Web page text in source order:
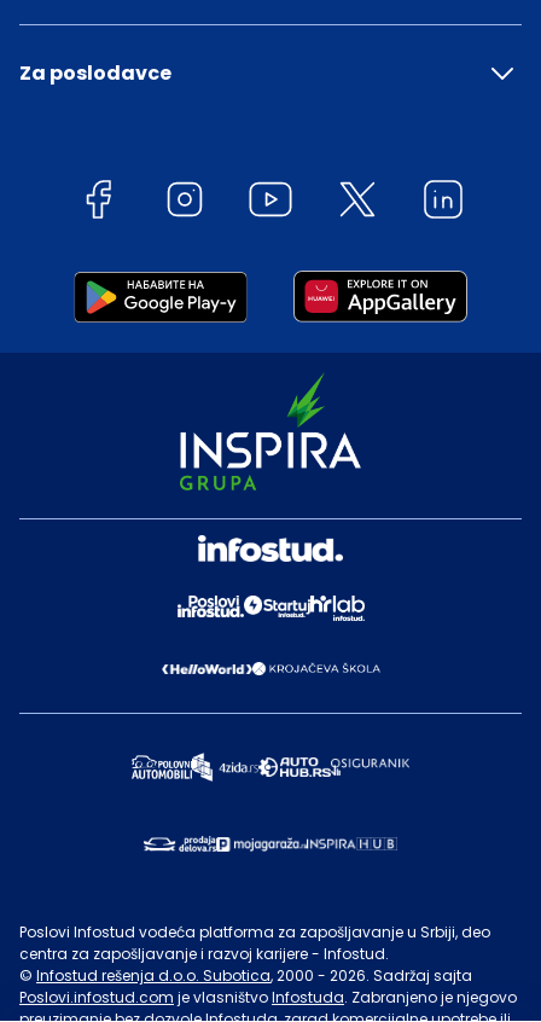
Za poslodavce
Poslovi Infostud vodeća platforma za zapošljavanje u Srbiji, deo
centra za zapošljavanje i razvoj karijere - Infostud.
© Infostud rešenja d.o.o. Subotica, 2000 - 2026. Sadržaj sajta
Poslovi.infostud.com je vlasništvoInfostuda. Zabranjeno je njegovo